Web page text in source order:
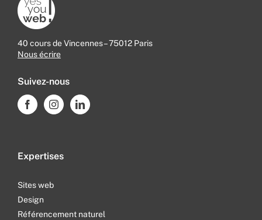
40 cours de Vincennes – 75012 Paris
Nous écrire
Suivez-nous
Expertises
Sites web
Design
Référencement naturel